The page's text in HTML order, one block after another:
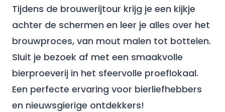
Tijdens de brouwerijtour krijg je een kijkje
achter de schermen en leer je alles over het
brouwproces, van mout malen tot bottelen.
Sluit je bezoek af met een smaakvolle
bierproeverij in het sfeervolle proeflokaal.
Een perfecte ervaring voor bierliefhebbers
en nieuwsgierige ontdekkers!